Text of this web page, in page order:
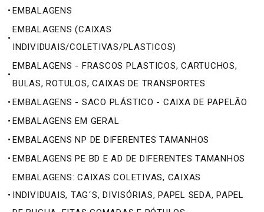
• EMBALAGENS
•
EMBALAGENS (CAIXAS
INDIVIDUAIS/COLETIVAS/PLASTICOS)
•
EMBALAGENS - FRASCOS PLASTICOS, CARTUCHOS,
BULAS, ROTULOS, CAIXAS DE TRANSPORTES
• EMBALAGENS - SACO PLÁSTICO - CAIXA DE PAPELÃO
• EMBALAGENS EM GERAL
• EMBALAGENS NP DE DIFERENTES TAMANHOS
• EMBALAGENS PE BD E AD DE DIFERENTES TAMANHOS
•
EMBALAGENS: CAIXAS COLETIVAS, CAIXAS
INDIVIDUAIS, TAG´S, DIVISÓRIAS, PAPEL SEDA, PAPEL